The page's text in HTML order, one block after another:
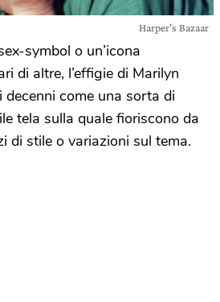
Harper's Bazaar
symbol o un’icona
di altre, l’effigie di Marilyn
come una sorta di
tela sulla quale fioriscono da
di stile o variazioni sul tema.